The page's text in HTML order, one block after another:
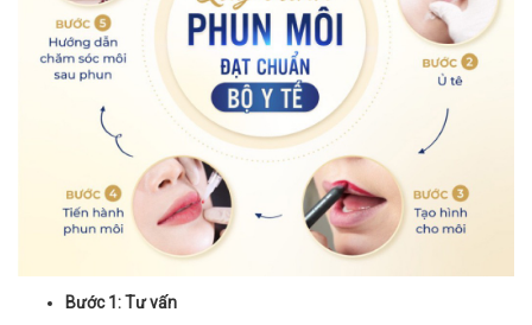
Bước 1: Tư vấn